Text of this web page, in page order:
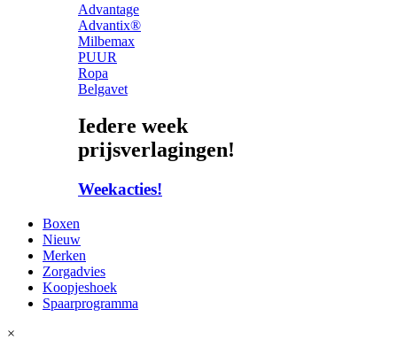
Advantage
Advantix®
Milbemax
PUUR
Ropa
Belgavet
Iedere week
prijsverlagingen!
Weekacties!
Boxen
Nieuw
Merken
Zorgadvies
Koopjeshoek
Spaarprogramma
×